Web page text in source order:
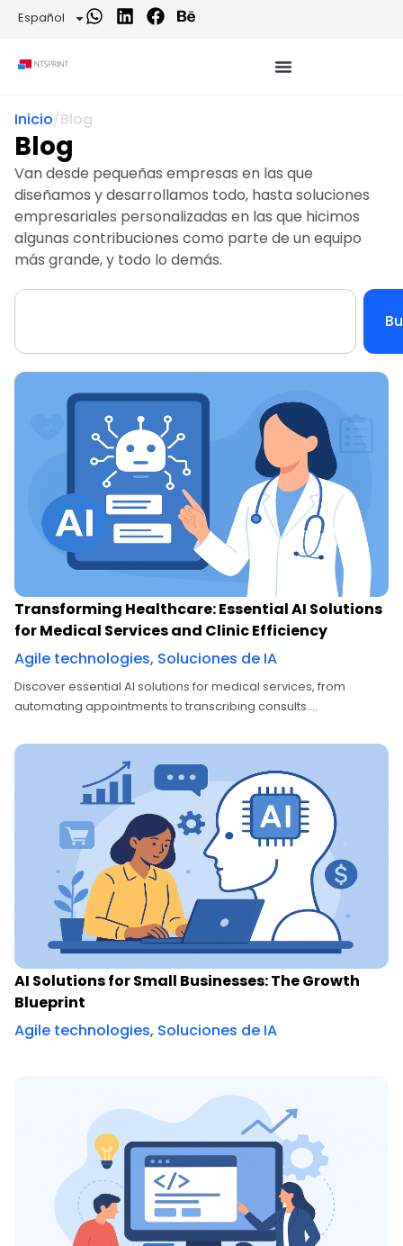
Español
Inicio/Blog
Blog
Van desde pequeñas empresas en las que
diseñamos y desarrollamos todo, hasta soluciones
empresariales personalizadas en las que hicimos
algunas contribuciones como parte de un equipo
más grande, y todo lo demás.
Transforming Healthcare: Essential AI Solutions
for Medical Services and Clinic Efficiency
Agile technologies, Soluciones de IA
Discover essential AI solutions for medical services, from
automating appointments to transcribing consults....
AI Solutions for Small Businesses: The Growth
Blueprint
Agile technologies, Soluciones de IA